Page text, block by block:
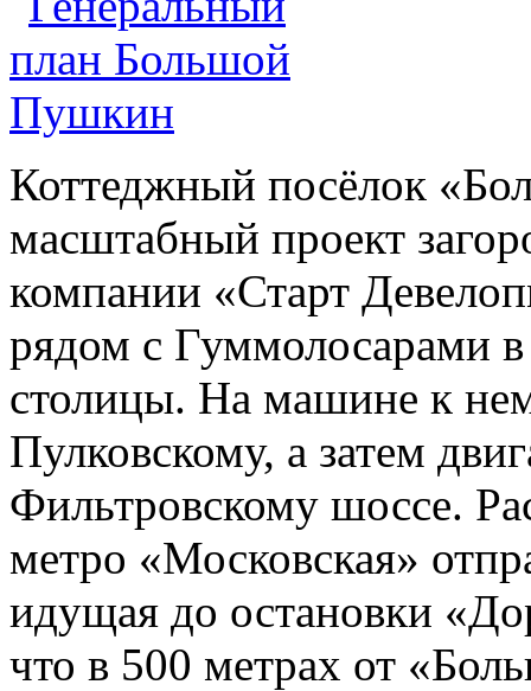
Коттеджный посёлок
масштабный проект
компании «Старт
рядом с Гуммолосарами
столицы. На машине к
Пулковскому, а затем
Фильтровскому шоссе.
метро «Московская»
идущая до остановки
что в 500 метрах от